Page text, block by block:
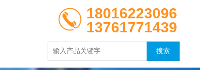
18016223096
13761771439